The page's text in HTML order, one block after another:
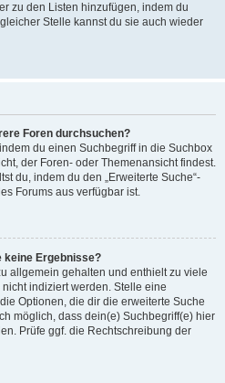
zu den Listen hinzufügen, indem du
Stelle kannst du sie auch wieder
Foren durchsuchen?
du einen Suchbegriff in die Suchbox
der Foren- oder Themenansicht findest.
du, indem du den „Erweiterte Suche“-
Forums aus verfügbar ist.
keine Ergebnisse?
allgemein gehalten und enthielt zu viele
indiziert werden. Stelle eine
Optionen, die dir die erweiterte Suche
möglich, dass dein(e) Suchbegriff(e) hier
Prüfe ggf. die Rechtschreibung der